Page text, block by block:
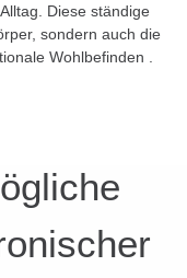
Diese ständige
sondern auch die
Wohlbefinden .